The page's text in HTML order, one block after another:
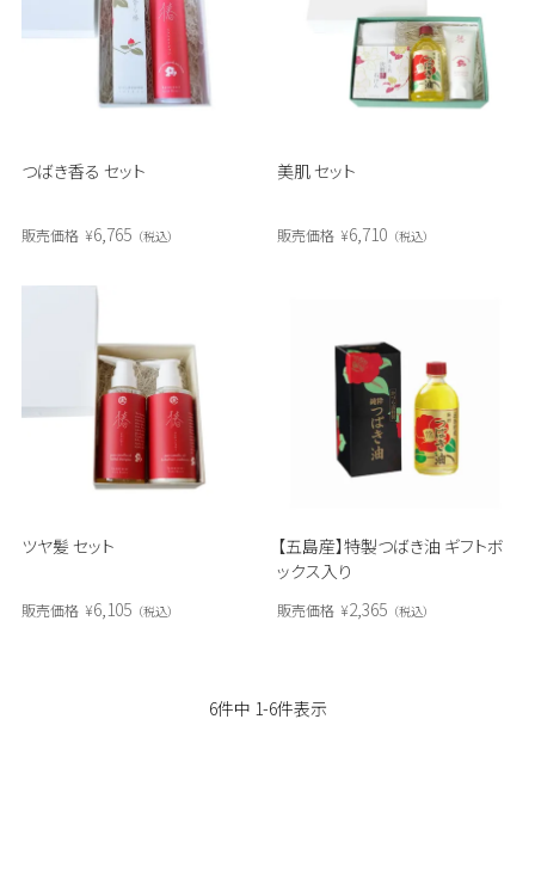
つばき香る セット
販売価格 ¥6,765 税込
美肌 セット
販売価格 ¥6,710 税込
ツヤ髪 セット
販売価格 ¥6,105 税込
【五島産】特製つばき油 ギフトボ
ックス入り
販売価格 ¥2,365 税込
6件中 1-6件表示